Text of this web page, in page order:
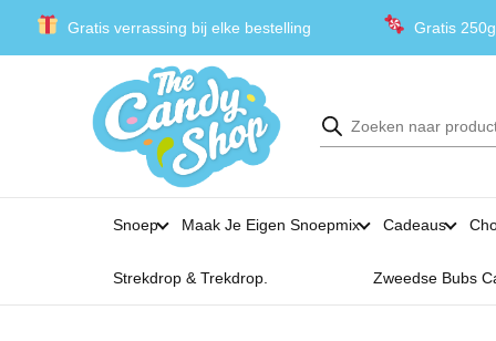
Gratis verrassing bij elke bestelling Gratis
Producten
zoeken
Snoep Maak Je Eigen Snoepmix Cadeaus
Strekdrop & Trekdrop. Zweedse Bubs